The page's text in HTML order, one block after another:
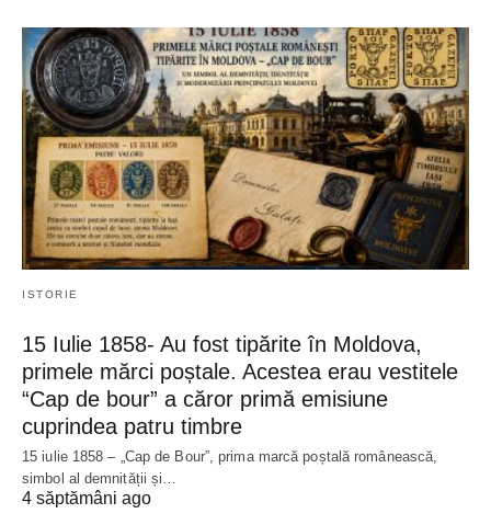
ISTORIE
15 Iulie 1858- Au fost tipărite în Moldova,
primele mărci poștale. Acestea erau vestitele
“Cap de bour” a căror primă emisiune
cuprindea patru timbre
15 iulie 1858 – „Cap de Bour”, prima marcă poștală românească,
simbol al demnității și…
4 săptămâni ago